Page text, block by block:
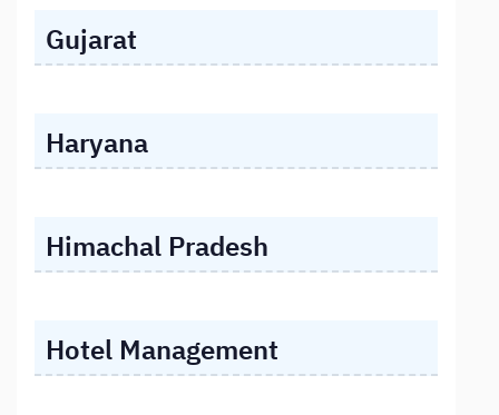
Gujarat
Haryana
Himachal Pradesh
Hotel Management